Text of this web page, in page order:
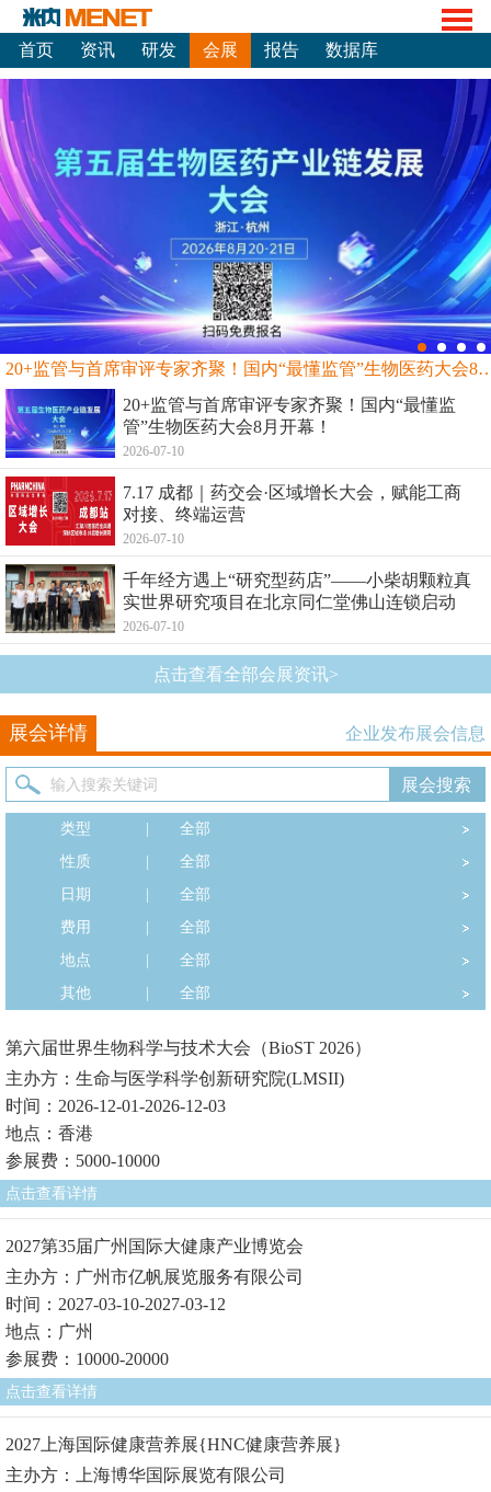
首页 资讯 研发 会展 报告 数据库
20+监管与首席审评专家齐聚！国内“最
20+监管与首席审评专家齐聚！国内“最懂监
管”生物医药大会8月开幕！
2026-07-10
7.17 成都｜药交会·区域增长大会，赋能工商
对接、终端运营
2026-07-10
千年经方遇上“研究型药店”——小柴胡颗粒真
实世界研究项目在北京同仁堂佛山连锁启动
2026-07-10
点击查看全部会展资讯>
展会详情 企业发布展会信息
类型
全部
性质
全部
日期
全部
费用
全部
地点
全部
其他
全部
第六届世界生物科学与技术大会（BioST 2026）
主办方：生命与医学科学创新研究院(LMSII)
时间：2026-12-01-2026-12-03
地点：香港
参展费：5000-10000
点击查看详情
2027第35届广州国际大健康产业博览会
主办方：广州市亿帆展览服务有限公司
时间：2027-03-10-2027-03-12
地点：广州
参展费：10000-20000
点击查看详情
2027上海国际健康营养展{HNC健康营养展}
主办方：上海博华国际展览有限公司